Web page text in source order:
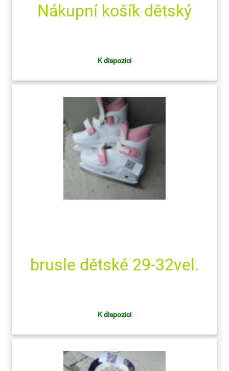
Nákupní košík dětský
K dispozici
brusle dětské 29-32vel.
K dispozici